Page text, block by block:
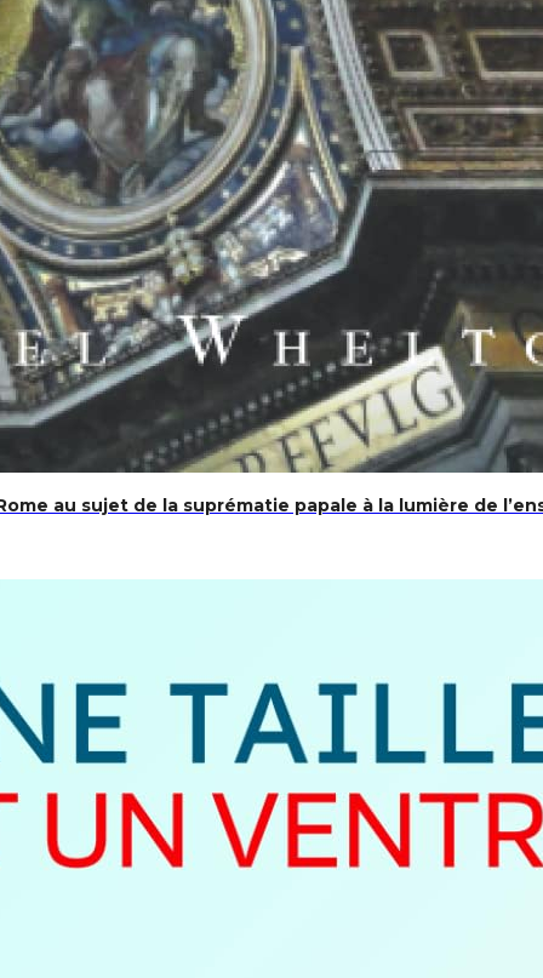
au sujet de la suprématie papale à la lumière de